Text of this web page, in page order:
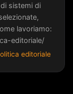
sistemi di
lavoriamo:
editoriale/
editoriale